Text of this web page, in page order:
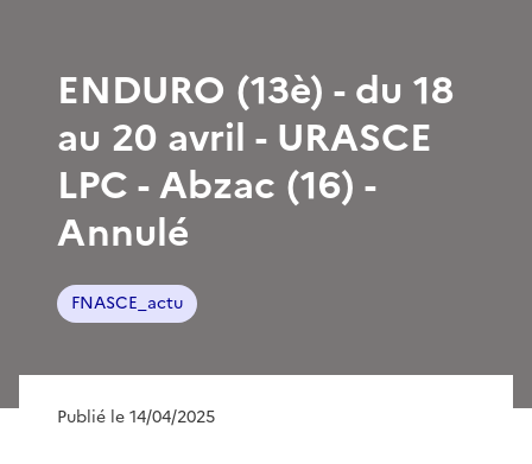
ENDURO (13è) - du 18
au 20 avril - URASCE
LPC - Abzac (16) -
Annulé
FNASCE_actu
Publié le 14/04/2025